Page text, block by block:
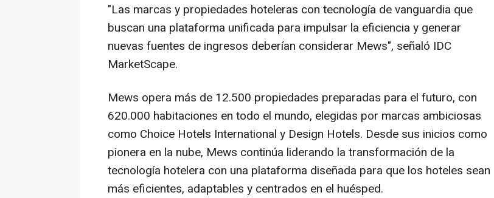
"Las marcas y propiedades hoteleras con tecnología de vanguardia que
buscan una plataforma unificada para impulsar la eficiencia y generar
nuevas fuentes de ingresos deberían considerar Mews", señaló IDC
MarketScape.
Mews opera más de 12.500 propiedades preparadas para el futuro, con
620.000 habitaciones en todo el mundo, elegidas por marcas ambiciosas
como Choice Hotels International y Design Hotels. Desde sus inicios como
pionera en la nube, Mews continúa liderando la transformación de la
tecnología hotelera con una plataforma diseñada para que los hoteles sean
más eficientes, adaptables y centrados en el huésped.